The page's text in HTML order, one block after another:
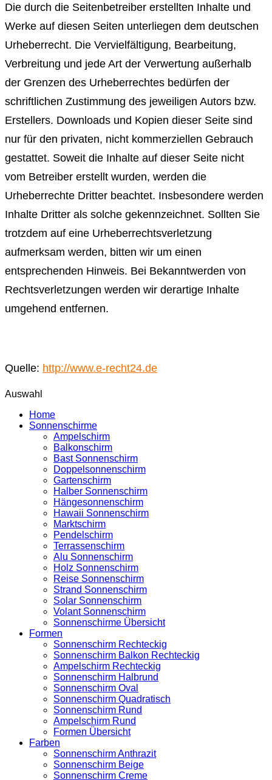
Die durch die Seitenbetreiber erstellten Inhalte und
Werke auf diesen Seiten unterliegen dem deutschen
Urheberrecht. Die Vervielfältigung, Bearbeitung,
Verbreitung und jede Art der Verwertung außerhalb
der Grenzen des Urheberrechtes bedürfen der
schriftlichen Zustimmung des jeweiligen Autors bzw.
Erstellers. Downloads und Kopien dieser Seite sind
nur für den privaten, nicht kommerziellen Gebrauch
gestattet. Soweit die Inhalte auf dieser Seite nicht
vom Betreiber erstellt wurden, werden die
Urheberrechte Dritter beachtet. Insbesondere werden
Inhalte Dritter als solche gekennzeichnet. Sollten Sie
trotzdem auf eine Urheberrechtsverletzung
aufmerksam werden, bitten wir um einen
entsprechenden Hinweis. Bei Bekanntwerden von
Rechtsverletzungen werden wir derartige Inhalte
umgehend entfernen.
Quelle: http://www.e-recht24.de
Auswahl
Home
Sonnenschirme
Ampelschirm
Balkonschirm
Bast Sonnenschirm
Doppelsonnenschirm
Gartenschirm
Halber Sonnenschirm
Hängesonnenschirm
Hawaii Sonnenschirm
Marktschirm
Pendelschirm
Terrassenschirm
Alu Sonnenschirm
Holz Sonnenschirm
Reise Sonnenschirm
Strand Sonnenschirm
Solar Sonnenschirm
Volant Sonnenschirm
Sonnenschirme Übersicht
Formen
Sonnenschirm Rechteckig
Sonnenschirm Balkon Rechteckig
Ampelschirm Rechteckig
Sonnenschirm Halbrund
Sonnenschirm Oval
Sonnenschirm Quadratisch
Sonnenschirm Rund
Ampelschirm Rund
Formen Übersicht
Farben
Sonnenschirm Anthrazit
Sonnenschirm Beige
Sonnenschirm Creme